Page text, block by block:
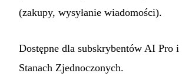
(zakupy, wysyłanie wiadomości).
Dostępne dla subskrybentów AI Pro
Stanach Zjednoczonych.